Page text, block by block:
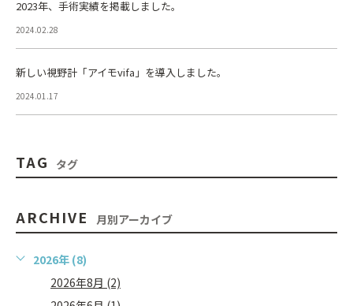
2023年、手術実績を掲載しました。
2024.02.28
新しい視野計「アイモvifa」を導入しました。
2024.01.17
TAG タグ
ARCHIVE 月別アーカイブ
2026年 (8)
2026年8月 (2)